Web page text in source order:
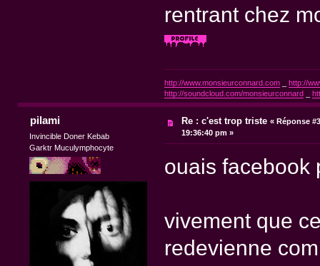
rentrant chez
http://www.monsieurconnard.com_ http://
http://soundcloud.com/monsieurconnard_
pilami
Invincible Doner Kebab
Garktr Muculymphocyte
Re : c'est trop triste «Réponse
19:36:40 pm »
ouais facebook
vivement que
redevienne